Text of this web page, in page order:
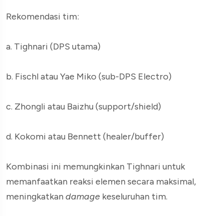
Rekomendasi tim:
a. Tighnari (DPS utama)
b. Fischl atau Yae Miko (sub-DPS Electro)
c. Zhongli atau Baizhu (support/shield)
d. Kokomi atau Bennett (healer/buffer)
Kombinasi ini memungkinkan Tighnari untuk
memanfaatkan reaksi elemen secara maksimal,
meningkatkan damage keseluruhan tim.